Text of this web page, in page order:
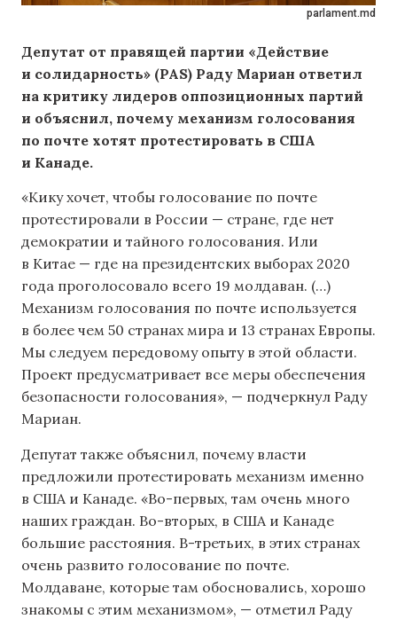
parlament.md
Депутат от правящей партии «Действие
и солидарность» (PAS) Раду Мариан ответил
на критику лидеров оппозиционных партий
и объяснил, почему механизм голосования
по почте хотят протестировать в США
и Канаде.
«Кику хочет, чтобы голосование по почте
протестировали в России — стране, где нет
демократии и тайного голосования. Или
в Китае — где на президентских выборах 2020
года проголосовало всего 19 молдаван. (…)
Механизм голосования по почте используется
в более чем 50 странах мира и 13 странах Европы.
Мы следуем передовому опыту в этой области.
Проект предусматривает все меры обеспечения
безопасности голосования», — подчеркнул Раду
Мариан.
Депутат также объяснил, почему власти
предложили протестировать механизм именно
в США и Канаде. «Во-первых, там очень много
наших граждан. Во-вторых, в США и Канаде
большие расстояния. В-третьих, в этих странах
очень развито голосование по почте.
Молдаване, которые там обосновались, хорошо
знакомы с этим механизмом», — отметил Раду